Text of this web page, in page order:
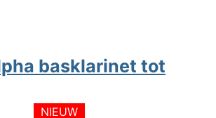
basklarinet tot
NIEUW